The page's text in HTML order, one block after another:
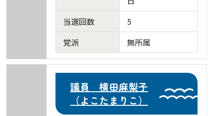
当選回数
5
党派
無所属
議員 横田麻梨子
（よこたまりこ）